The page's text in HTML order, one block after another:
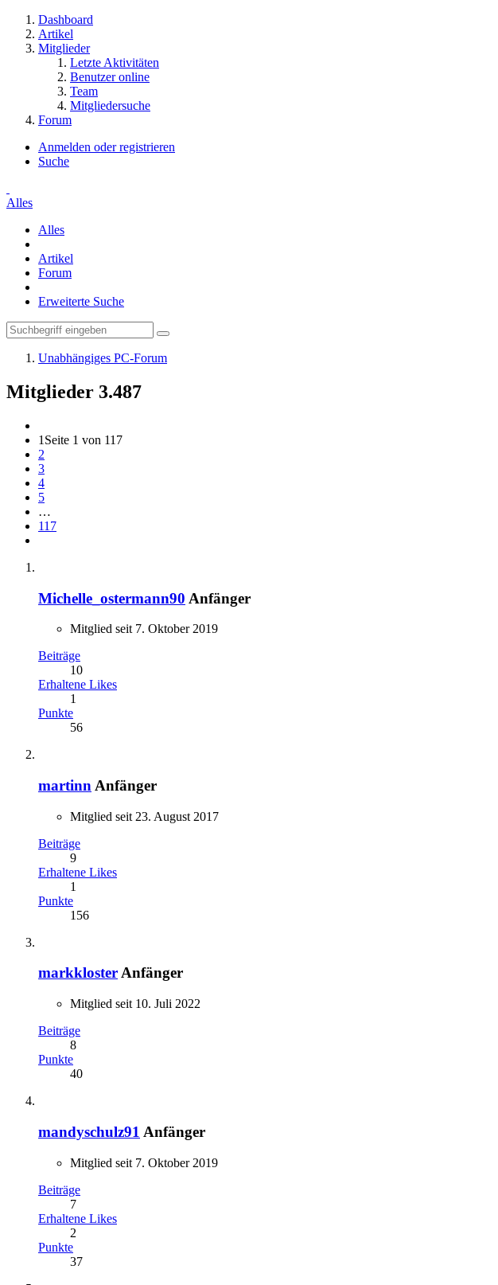
Dashboard
Artikel
Mitglieder
Letzte Aktivitäten
Benutzer online
Team
Mitgliedersuche
Forum
Anmelden oder registrieren
Suche
Alles
Alles
Artikel
Forum
Erweiterte Suche
Unabhängiges PC-Forum
Mitglieder 3.487
1 Seite 1 von 117
2
3
4
5
…
117
Michelle_ostermann90 Anfänger
Mitglied seit 7. Oktober 2019
Beiträge
10
Erhaltene Likes
1
Punkte
56
martinn Anfänger
Mitglied seit 23. August 2017
Beiträge
9
Erhaltene Likes
1
Punkte
156
markklosterAnfänger
Mitglied seit 10. Juli 2022
Beiträge
8
Punkte
40
mandyschulz91 Anfänger
Mitglied seit 7. Oktober 2019
Beiträge
7
Erhaltene Likes
2
Punkte
37